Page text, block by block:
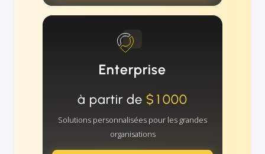
Enterprise
à partir de $1000
Solutions personnalisées pour les grandes
organisations